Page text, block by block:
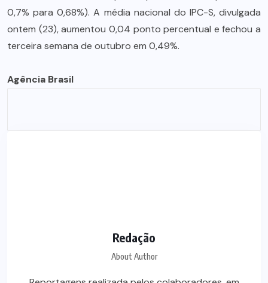
0,7% para 0,68%). A média nacional do IPC-S, divulgada
ontem (23), aumentou 0,04 ponto percentual e fechou a
terceira semana de outubro em 0,49%.
Agência Brasil
Redação
About Author